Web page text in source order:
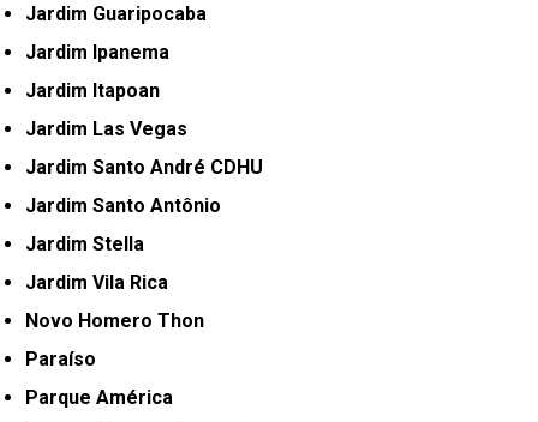
Jardim Guaripocaba
Jardim Ipanema
Jardim Itapoan
Jardim Las Vegas
Jardim Santo André CDHU
Jardim Santo Antônio
Jardim Stella
Jardim Vila Rica
Novo Homero Thon
Paraíso
Parque América